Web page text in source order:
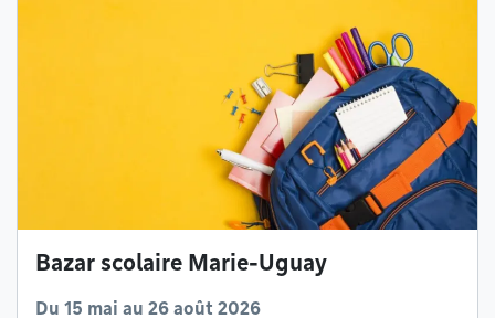
Bazar scolaire Marie-Uguay
Du 15 mai au 26 août 2026